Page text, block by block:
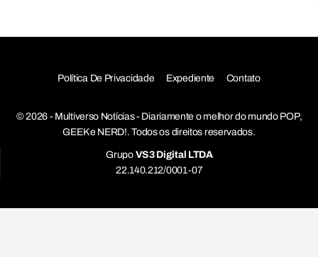
Política De Privacidade Expediente Contato
© 2026 - Multiverso Notícias - Diariamente o melhor do mundo POP,
GEEK e NERD!. Todos os direitos reservados.
Grupo VS3 Digital LTDA
22.140.212/0001-07